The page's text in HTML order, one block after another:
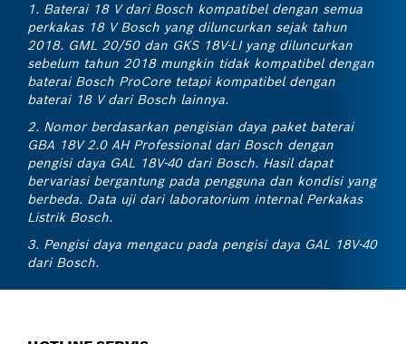
1. Baterai 18 V dari Bosch kompatibel dengan semua
perkakas 18 V Bosch yang diluncurkan sejak tahun
2018. GML 20/50 dan GKS 18V-LI yang diluncurkan
sebelum tahun 2018 mungkin tidak kompatibel dengan
baterai Bosch ProCore tetapi kompatibel dengan
baterai 18 V dari Bosch lainnya.
2. Nomor berdasarkan pengisian daya paket baterai
GBA 18V 2.0 AH Professional dari Bosch dengan
pengisi daya GAL 18V-40 dari Bosch. Hasil dapat
bervariasi bergantung pada pengguna dan kondisi yang
berbeda. Data uji dari laboratorium internal Perkakas
Listrik Bosch.
3. Pengisi daya mengacu pada pengisi daya GAL 18V-40
dari Bosch.